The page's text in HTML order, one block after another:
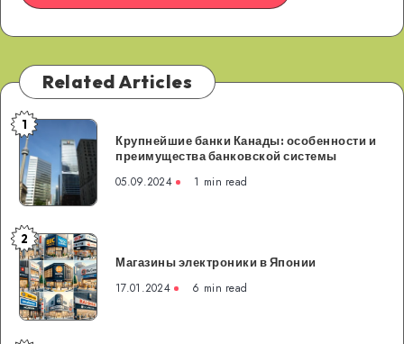
Related Articles
Крупнейшие
банки
Канады:
особенности
и
преимущества
банковской
системы
1
Крупнейшие банки Канады: особенности и
преимущества банковской системы
05.09.2024 1 min read
Магазины
электроники
в
Японии
2
Магазины электроники в Японии
17.01.2024 6 min read